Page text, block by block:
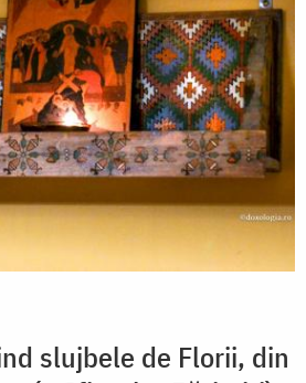
slujbele de Florii, din